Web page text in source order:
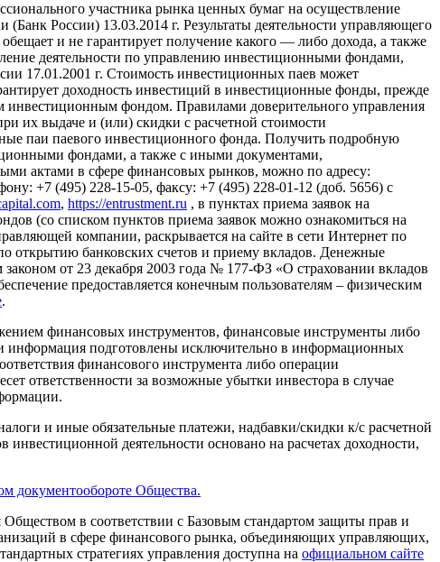
участника рынка ценных бумаг на осуществление
России) 13.03.2014 г. Результаты деятельности управляющего
и не гарантирует получение какого — либо дохода, а также
деятельности по управлению инвестиционными фондами,
17.01.2001 г. Стоимость инвестиционных паев может
доходность инвестиций в инвестиционные фонды, прежде
инвестиционным фондом. Правилами доверительного управления
их выдаче и (или) скидки с расчетной стоимости
паи паевого инвестиционного фонда. Получить подробную
фондами, а также с иными документами,
актами в сфере финансовых рынков, можно по адресу:
+7 (495) 228-15-05, факсу: +7 (495) 228-01-12 (доб. 5656) с
, https://entrustment.ru , в пунктах приема заявок на
(со списком пунктов приема заявок можно ознакомиться на
компании, раскрывается на сайте в сети Интернет по
открытию банковских счетов и приему вкладов. Денежные
от 23 декабря 2003 года № 177-ФЗ «О страховании вкладов
предоставляется конечным пользователям – физическим
.
финансовых инструментов, финансовые инструменты либо
информация подготовлены исключительно в информационных
финансового инструмента либо операции
ответственности за возможные убытки инвестора в случае
и иные обязательные платежи, надбавки/скидки к/с расчетной
деятельности основано на расчетах доходности,
документообороте Общества.
в соответствии с Базовым стандартом защиты прав и
в сфере финансового рынка, объединяющих управляющих,
стратегиях управления доступна на официальном сайте